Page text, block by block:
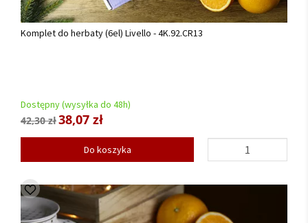
Komplet do herbaty (6el) Livello - 4K.92.CR13
Dostępny (wysyłka do 48h)
42,30 zł38,07 zł
Do koszyka